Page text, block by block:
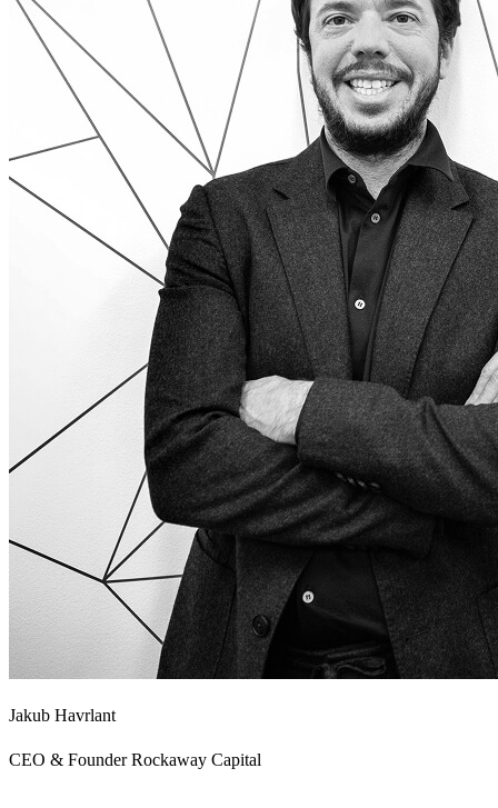
Jakub Havrlant
CEO & Founder Rockaway Capital